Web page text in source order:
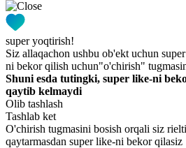
super yoqtirish!
Siz allaqachon ushbu ob'ekt uchun
ni bekor qilish uchun"o'chirish"
Shuni esda tutingki, super like-ni
qaytib kelmaydi
Olib tashlash
Tashlab ket
O'chirish tugmasini bosish orqali siz
qaytarmasdan super like-ni bekor qilasiz